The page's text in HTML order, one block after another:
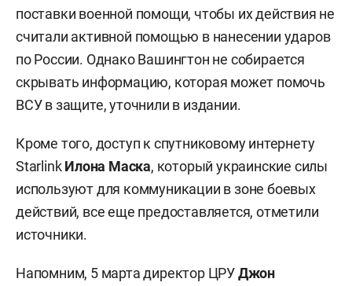
поставки военной помощи, чтобы их действия не
считали активной помощью в нанесении ударов
по России. Однако Вашингтон не собирается
скрывать информацию, которая может помочь
ВСУ в защите, уточнили в издании.
Кроме того, доступ к спутниковому интернету
StarlinkИлона Маска, который украинские силы
используют для коммуникации в зоне боевых
действий, все еще предоставляется, отметили
источники.
Напомним, 5 марта директор ЦРУДжон